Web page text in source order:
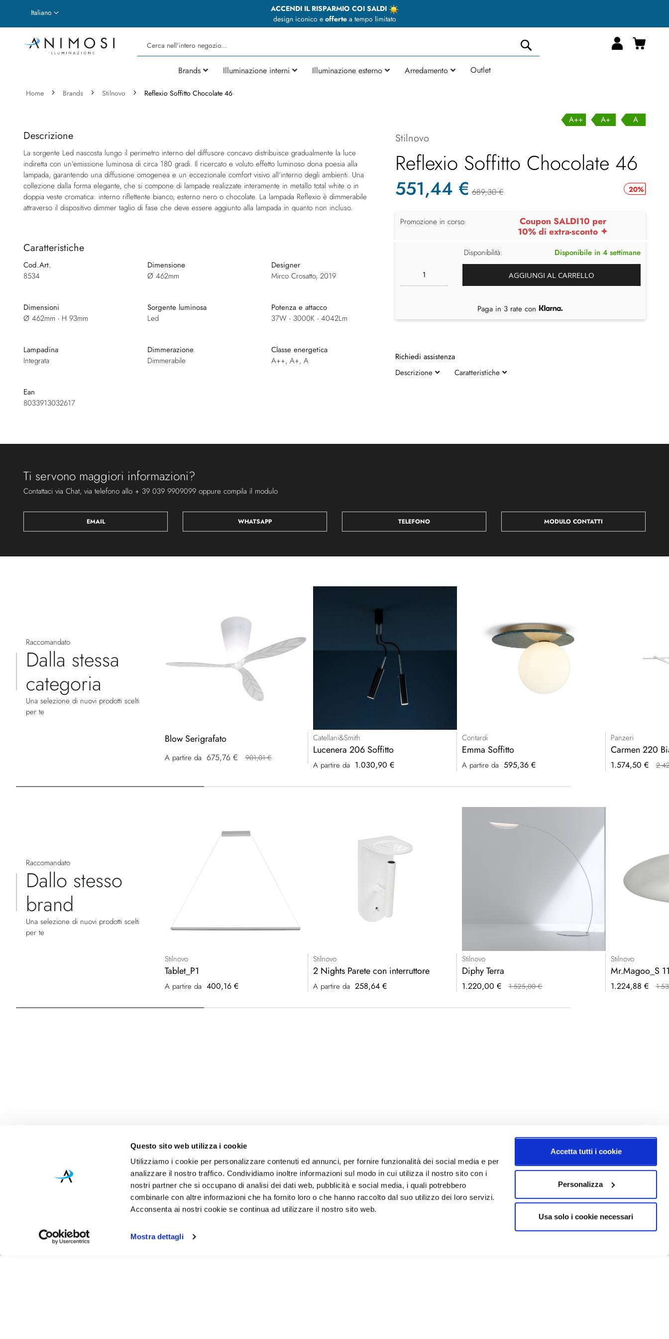
Questo sito web utilizza i cookie
Utilizziamo i cookie per personalizzare contenuti ed annunci, per fornire funzionalità dei social media e per
analizzare il nostro traffico. Condividiamo inoltre informazioni sul modo in cui utilizza il nostro sito con i
nostri partner che si occupano di analisi dei dati web, pubblicità e social media, i quali potrebbero
combinarle con altre informazioni che ha fornito loro o che hanno raccolto dal suo utilizzo dei loro servizi.
Acconsenta ai nostri cookie se continua ad utilizzare il nostro sito web.
Mostra dettagli
Accetta tutti i cookie
Personalizza
Usa solo i cookie necessari
ACCENDI IL RISPARMIO COI SALDI
design iconico e offertea tempo limitato
Lingua
Italiano
Cerca Cerca
Carrello
Brands Illuminazione interni Illuminazione esterno Arredamento Outlet
Home Brands Stilnovo Reflexio Soffitto Chocolate 46
fine
galleria
di
immagini
della
di
immagini
Descrizione
La sorgente Led nascosta lungo il perimetro interno del diffusore concavo distribuisce gradualmente la luce
indiretta con un'emissione luminosa di circa 180 gradi. Il ricercato e voluto effetto luminoso dona poesia alla
lampada, garantendo una diffusione omogenea e un eccezionale comfort visivo all'interno degli ambienti. Una
collezione dalla forma elegante, che si compone di lampade realizzate interamente in metallo total white o in
doppia veste cromatica: interno riflettente bianco, esterno nero o chocolate. La lampada Reflexio è dimmerabile
attraverso il dispositivo dimmer taglio di fase che deve essere aggiunto alla lampada in quanto non incluso.
Caratteristiche
Cod.Art.
8534
Dimensione
Ø 462mm
Designer
Mirco Crosatto, 2019
Dimensioni
Ø 462mm - H 93mm
Sorgente luminosa
Led
Potenza e attacco
37W - 3000K - 4042Lm
Lampadina
Integrata
Dimmerazione
Dimmerabile
Classe energetica
A++, A+, A
Ean
8033913032617
A++ A+ A
Stilnovo
Reflexio Soffitto Chocolate 46
20%
551,44 € 689,30 €
Promozione in corso:
Coupon SALDI10 per
10% di extra-sconto ✦
Disponibilità: Disponibile in 4 settimane
AGGIUNGI AL CARRELLO
Paga in 3 rate con
Richiedi assistenza
Descrizione
Caratteristiche
Ti servono maggiori informazioni?
Contattaci via Chat, via telefono allo + 39 039 9909099 oppure compila il modulo
EMAIL WHATSAPP TELEFONO MODULO CONTATTI
Raccomandato
Dalla stessa
categoria
Una selezione di nuovi prodotti scelti
per te
Blow Serigrafato
A partire da 675,76 € 901,01 €
Catellani&Smith
Lucenera 206 Soffitto
A partire da 1.030,90 €
Contardi
Emma Soffitto
A partire da 595,36 €
Panzeri
Carmen 220
Prezzo
1.574,50 €
Raccomandato
Dallo stesso
brand
Una selezione di nuovi prodotti scelti
per te
Stilnovo
Tablet_P1
A partire da 400,16 €
Stilnovo
2 Nights Parete con interruttore
A partire da 258,64 €
Stilnovo
Diphy Terra
Prezzo
1.220,00 € 1.525,00 €
Stilnovo
Mr.Magoo_S
Prezzo
1.224,88 €